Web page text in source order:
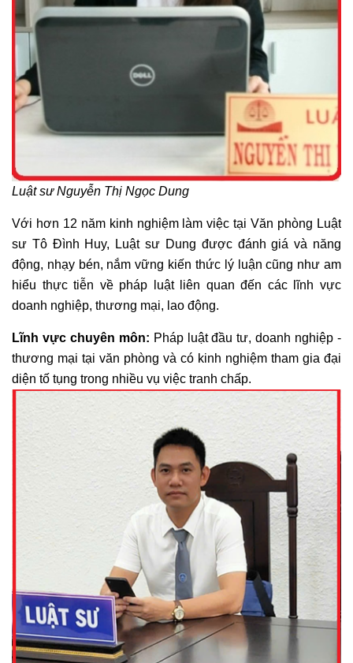
Luật sư Nguyễn Thị Ngọc Dung
Với hơn 12 năm kinh nghiệm làm việc tại Văn phòng Luật
sư Tô Ðình Huy, Luật sư Dung được đánh giá và năng
động, nhạy bén, nắm vững kiến thức lý luận cũng như am
hiểu thực tiễn về pháp luật liên quan đến các lĩnh vực
doanh nghiệp, thương mại, lao động.
Lĩnh vực chuyên môn: Pháp luật đầu tư, doanh nghiệp -
thương mại tại văn phòng và có kinh nghiệm tham gia đại
diện tố tụng trong nhiều vụ việc tranh chấp.